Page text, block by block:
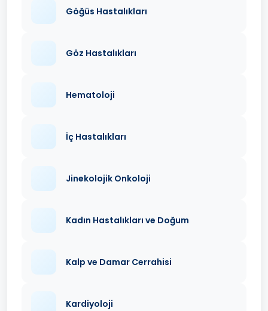
Göğüs Hastalıkları
Göz Hastalıkları
Hematoloji
İç Hastalıkları
Jinekolojik Onkoloji
Kadın Hastalıkları ve Doğum
Kalp ve Damar Cerrahisi
Kardiyoloji